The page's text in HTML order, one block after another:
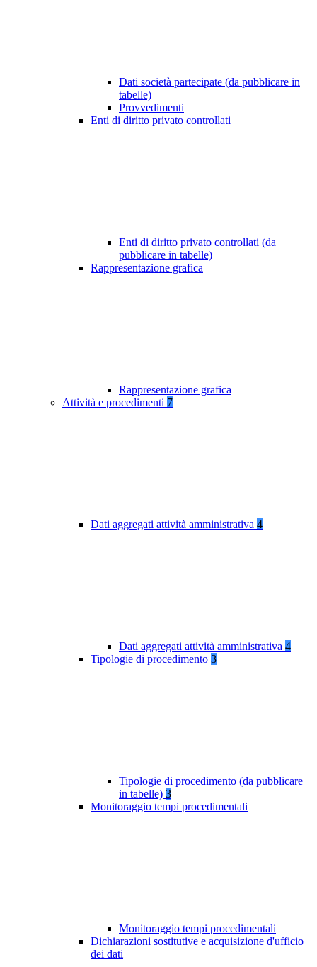
Dati società partecipate (da pubblicare in
tabelle)
Provvedimenti
Enti di diritto privato controllati
Enti di diritto privato controllati (da
pubblicare in tabelle)
Rappresentazione grafica
Rappresentazione grafica
Attività e procedimenti 7
Dati aggregati attività amministrativa 4
Dati aggregati attività amministrativa 4
Tipologie di procedimento 3
Tipologie di procedimento (da pubblicare
in tabelle) 3
Monitoraggio tempi procedimentali
Monitoraggio tempi procedimentali
Dichiarazioni sostitutive e acquisizione d'ufficio
dei dati